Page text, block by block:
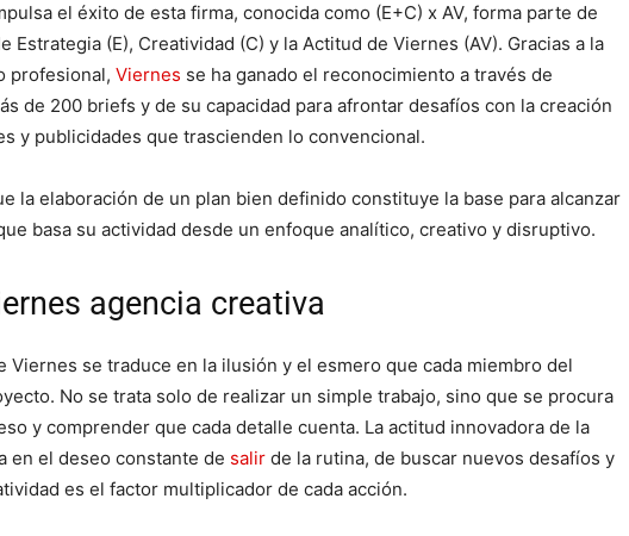
el éxito de esta firma, conocida como (E+C) x AV, forma parte de
Estrategia (E), Creatividad (C) y la Actitud de Viernes (AV). Gracias a la
profesional, Viernes se ha ganado el reconocimiento a través de
de 200 briefs y de su capacidad para afrontar desafíos con la creación
y publicidades que trascienden lo convencional.
la elaboración de un plan bien definido constituye la base para alcanzar
basa su actividad desde un enfoque analítico, creativo y disruptivo.
agencia creativa
Viernes se traduce en la ilusión y el esmero que cada miembro del
No se trata solo de realizar un simple trabajo, sino que se procura
y comprender que cada detalle cuenta. La actitud innovadora de la
en el deseo constante de salir de la rutina, de buscar nuevos desafíos y
es el factor multiplicador de cada acción.